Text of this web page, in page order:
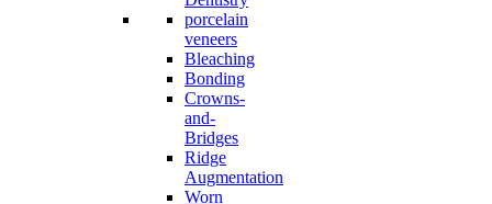
porcelain
veneers
Bleaching
Bonding
Crowns-
and-
Bridges
Ridge
Augmentation
Worn